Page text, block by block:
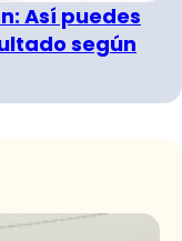
Así puedes
según